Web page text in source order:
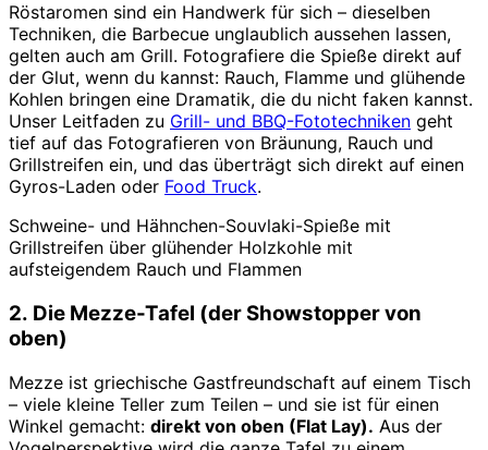
Röstaromen sind ein Handwerk für sich – dieselben
Techniken, die Barbecue unglaublich aussehen lassen,
gelten auch am Grill. Fotografiere die Spieße direkt auf
der Glut, wenn du kannst: Rauch, Flamme und glühende
Kohlen bringen eine Dramatik, die du nicht faken kannst.
Unser Leitfaden zu Grill- und BBQ-Fototechniken geht
tief auf das Fotografieren von Bräunung, Rauch und
Grillstreifen ein, und das überträgt sich direkt auf einen
Gyros-Laden oder Food Truck.
Schweine- und Hähnchen-Souvlaki-Spieße mit
Grillstreifen über glühender Holzkohle mit
aufsteigendem Rauch und Flammen
2. Die Mezze-Tafel (der Showstopper von
oben)
Mezze ist griechische Gastfreundschaft auf einem Tisch
– viele kleine Teller zum Teilen – und sie ist für einen
Winkel gemacht: direkt von oben (Flat Lay). Aus der